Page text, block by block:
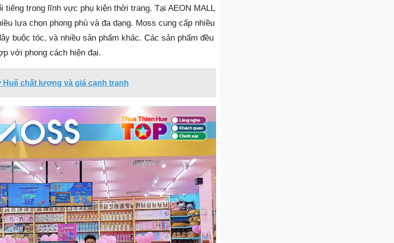
tiếng trong lĩnh vực phụ kiện thời trang. Tại AEON MALL
lựa chọn phong phú và đa dạng. Moss cung cấp nhiều
buộc tóc, và nhiều sản phẩm khác. Các sản phẩm đều
với phong cách hiện đại.
chất lượng và giá cạnh tranh